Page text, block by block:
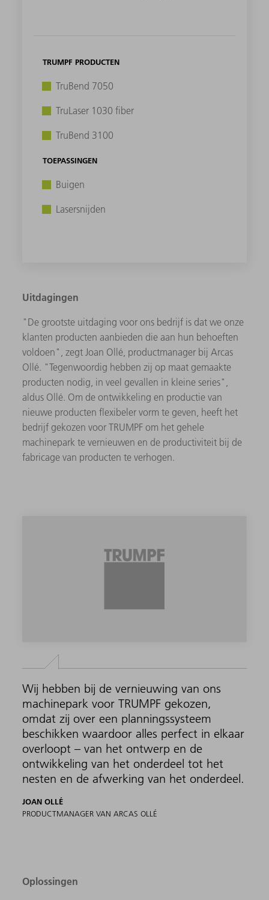
TRUMPF PRODUCTEN
TruBend 7050
TruLaser 1030 fiber
TruBend 3100
TOEPASSINGEN
Buigen
Lasersnijden
Uitdagingen
"De grootste uitdaging voor ons bedrijf is dat we onze
klanten producten aanbieden die aan hun behoeften
voldoen", zegt Joan Ollé, productmanager bij Arcas
Ollé. "Tegenwoordig hebben zij op maat gemaakte
producten nodig, in veel gevallen in kleine series",
aldus Ollé. Om de ontwikkeling en productie van
nieuwe producten flexibeler vorm te geven, heeft het
bedrijf gekozen voor TRUMPF om het gehele
machinepark te vernieuwen en de productiviteit bij de
fabricage van producten te verhogen.
Wij hebben bij de vernieuwing van ons
machinepark voor TRUMPF gekozen,
omdat zij over een planningssysteem
beschikken waardoor alles perfect in elkaar
overloopt – van het ontwerp en de
ontwikkeling van het onderdeel tot het
nesten en de afwerking van het onderdeel.
JOAN OLLÉ
PRODUCTMANAGER VAN ARCAS OLLÉ
Oplossingen